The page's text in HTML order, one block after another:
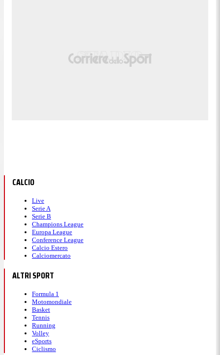
CALCIO
Live
Serie A
Serie B
Champions League
Europa League
Conference League
Calcio Estero
Calciomercato
ALTRI SPORT
Formula 1
Motomondiale
Basket
Tennis
Running
Volley
eSports
Ciclismo